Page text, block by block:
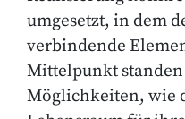
umgesetzt, in dem
verbindende
Mittelpunkt
Möglichkeiten, wie